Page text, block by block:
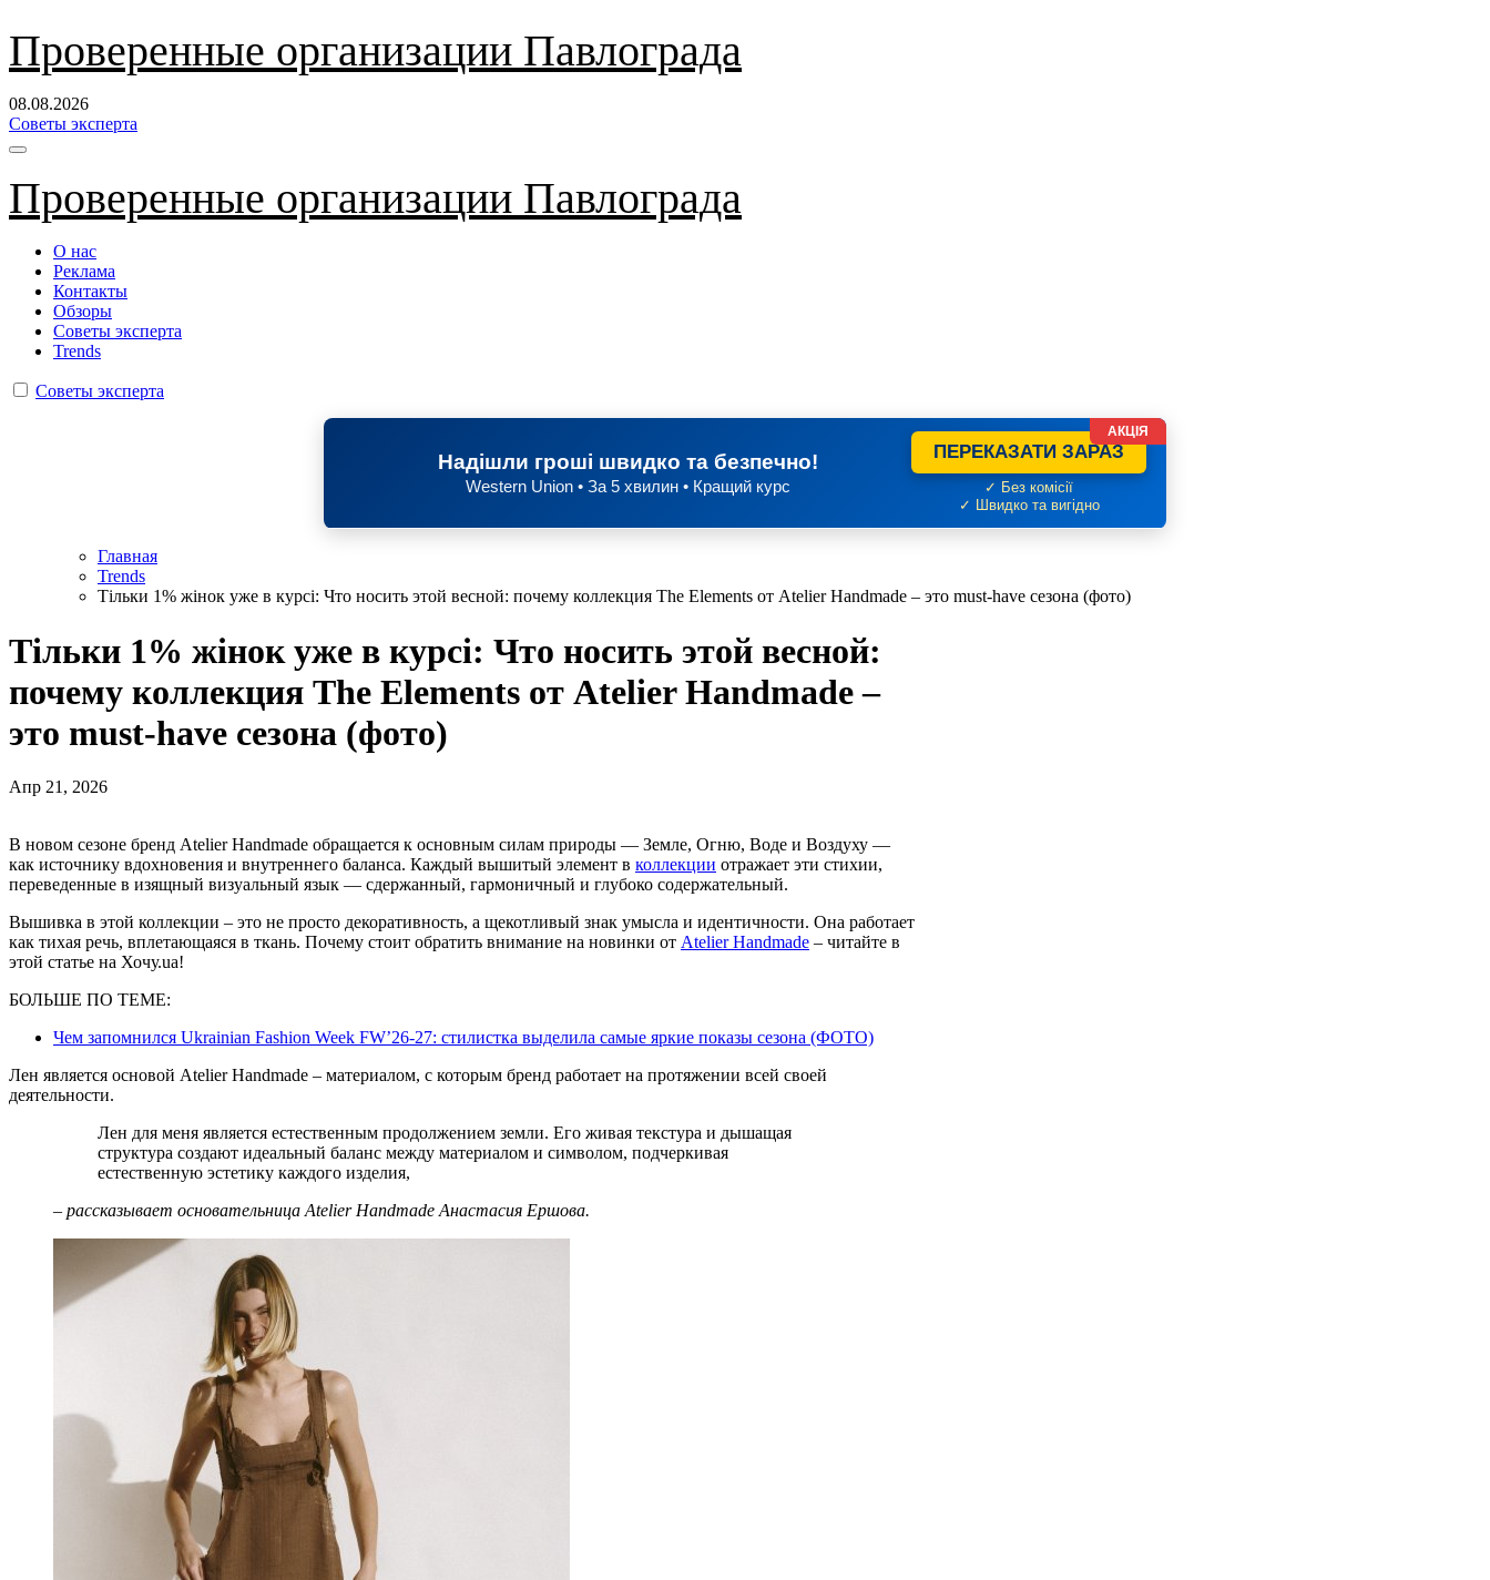
Перейти
содержанию
Проверенные организации Павлограда
08.08.2026
Советы эксперта
Проверенные организации Павлограда
О нас
Реклама
Контакты
Обзоры
Советы эксперта
Trends
Советы эксперта
Надішли гроші швидко та безпечно!
Western Union • За 5 хвилин • Кращий курс
ПЕРЕКАЗАТИ ЗАРАЗ
✓ Без комісії
✓ Швидко та вигідно
АКЦІЯ
Главная
Trends
Тільки 1% жінок уже в курсі: Что носить этой весной: почему коллекция The Elements от Atelier Handmade – это must-have сезона (фото)
Тільки 1% жінок уже в курсі: Что носить этой весной:
почему коллекция The Elements от Atelier Handmade –
это must-have сезона (фото)
Апр 21, 2026
В новом сезоне бренд Atelier Handmade обращается к основным силам природы — Земле, Огню, Воде и Воздуху —
как источнику вдохновения и внутреннего баланса. Каждый вышитый элемент в коллекции отражает эти стихии,
переведенные в изящный визуальный язык — сдержанный, гармоничный и глубоко содержательный.
Вышивка в этой коллекции – это не просто декоративность, а щекотливый знак умысла и идентичности. Она работает
как тихая речь, вплетающаяся в ткань. Почему стоит обратить внимание на новинки от Atelier Handmade – читайте в
этой статье на Хочу.ua!
БОЛЬШЕ ПО ТЕМЕ:
Чем запомнился Ukrainian Fashion Week FW’26-27: стилистка выделила самые яркие показы сезона (ФОТО)
Лен является основой Atelier Handmade – материалом, с которым бренд работает на протяжении всей своей
деятельности.
Лен для меня является естественным продолжением земли. Его живая текстура и дышащая
структура создают идеальный баланс между материалом и символом, подчеркивая
естественную эстетику каждого изделия,
– рассказывает основательница Atelier Handmade Анастасия Ершова.